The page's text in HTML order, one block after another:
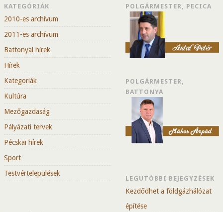
KATEGÓRIÁK
2010-es archívum
2011-es archívum
Battonyai hírek
Hírek
Kategoriák
Kultúra
Mezőgazdaság
Pályázati tervek
Pécskai hírek
Sport
Testvértelepülések
POLGÁRMESTER, PECICA
POLGÁRMESTER,
BATTONYA
LEGUTÓBBI BEJEGYZÉSEK
Kezdődhet a földgázhálózat
építése